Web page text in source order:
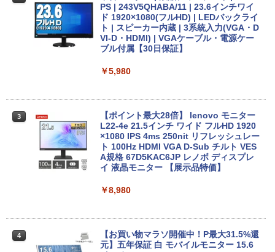
ートパソコン Windows11 Office2019搭
載 15.6型 テンキー付き Celeron 第8世代
Core i3 Core i5 メモリ4GB/16GB SSD1
28GB～1TB Webカメラ DVD 無線LAN
店長おまかせPC 初期設定済 送料無料
超得1,000円OFF｜新生活応援 豪華特典
付き｜最新OS対応 第8世代｜最大180日
保証｜Core i3 第8世代｜中古ノートパソ
コン Windows11 office付き｜中古ノー
トパソコン 15.6 テンキー付き｜ノートパ
ソコンWindows11 第8世代
0T/メモリ16GB(DDR4)/SSD256GB(M.2
NVMe)/Win11Pro-64bit】【中古/送料無
料】※沖縄・離島を除く
￥32,980
ini pc Windows11 Pro 超軽量 4コア/4ス
レッド 2.9GHz ミニパソコン 静音 M.2 2
242 SATA WIFI6 Bluetooth5.2 4K HDMI
2画面出力 デスクトップPC みにpc 省エ
ネ オフィス高速起動 省電力 静音設計
応】Dell OptiPlex 3070 SFF/第9世代 Co
re i5/メモリ:8GB/16GB/32GB/SSD:256
PS | 243V5QHABA/11 | 23.6インチワイ
ド 1920×1080(フルHD) | LEDバックライ
ト | スピーカー内蔵 | 3系統入力(VGA・D
VI-D・HDMI) | VGAケーブル・電源ケー
ブル付属【30日保証】
￥5,980
3
【ポイント最大28倍】 lenovo モニター
L22-4e 21.5インチ ワイド フルHD 1920
×1080 IPS 4ms 250nit リフレッシュレー
ト 100Hz HDMI VGA D-Sub チルト VES
A規格 67D5KAC6JP レノボ ディスプレ
イ 液晶モニター 【展示品特価】
￥8,980
4
【お買い物マラソ開催中！P最大31.5%還
元】五年保証 白 モバイルモニター 15.6